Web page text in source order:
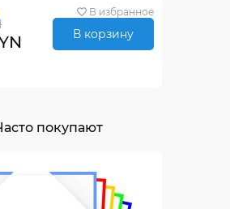
В избранное
В корзину
покупают